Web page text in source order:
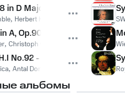
in D Major, K. 504: II. Andante
, Herbert Kraus Вольфганг Амадей
A, Op.90 - "Italian" - 2.
, Christoph von Dohnanyi Феликс
No.92 - "Oxford" - 2. Adagio
, Antal Dorati
альбомы